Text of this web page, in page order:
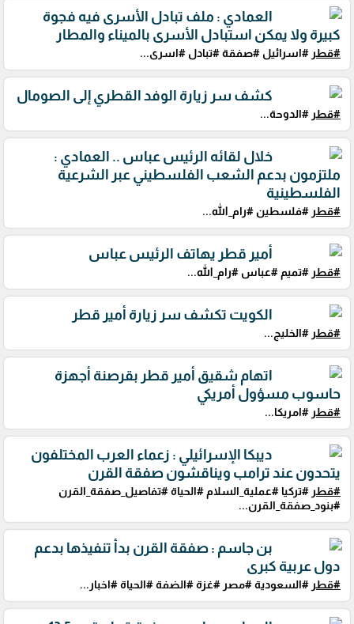
العمادي : ملف تبادل الأسرى فيه فجوة
كبيرة ولا يمكن استبادل الأسرى بالميناء والمطار
#قطر #اسرائيل #صفقة #تبادل #اسرى...
كشف سر زيارة الوفد القطري إلى الصومال
#قطر #الدوحة...
خلال لقائه الرئيس عباس .. العمادي :
ملتزمون بدعم الشعب الفلسطيني عبر الشرعية
الفلسطينية
#قطر #فلسطين #رام_الله...
أمير قطر يهاتف الرئيس عباس
#قطر #تميم #عباس #رام_الله...
الكويت تكشف سر زيارة أمير قطر
#قطر #الخليج...
اتهام شقيق أمير قطر بقرصنة أجهزة
حاسوب مسؤول أمريكي
#قطر #امريكا...
ديبكا الإسرائيلي : زعماء العرب المختلفون
يتحدون عند ترامب ويناقشون صفقة القرن
#قطر #تركيا #عملية_السلام #الحياة #تفاصيل_صفقة_القرن
#بنود_صفقة_القرن...
بن جاسم : صفقة القرن بدأ تنفيذها بدعم
دول عربية كبرى
#قطر #السعودية #مصر #غزة #الضفة #الحياة #اخبار...